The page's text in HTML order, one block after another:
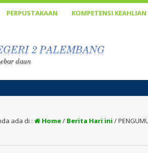
PERPUSTAKAAN KOMPETENSI KEAHLIAN
ada di : Home/ Berita Hari ini /